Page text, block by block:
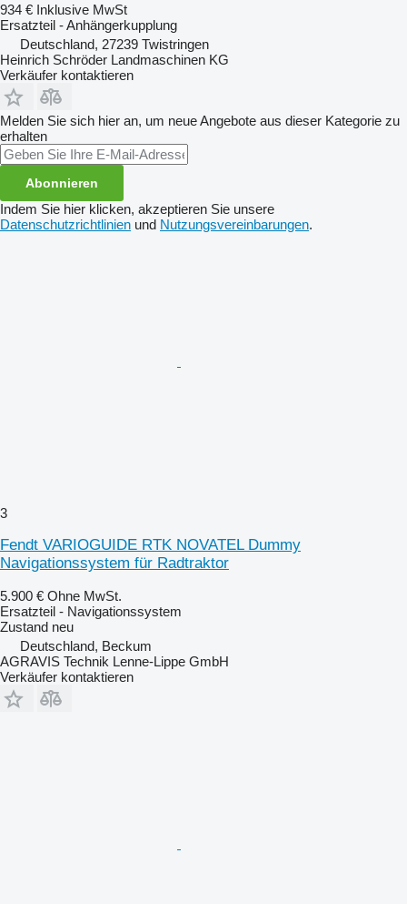
934 € Inklusive MwSt
Ersatzteil - Anhängerkupplung
Deutschland, 27239 Twistringen
Heinrich Schröder Landmaschinen KG
Verkäufer kontaktieren
Melden Sie sich hier an, um neue Angebote aus dieser Kategorie zu
erhalten
Abonnieren
Indem Sie hier klicken, akzeptieren Sie unsere
Datenschutzrichtlinien und Nutzungsvereinbarungen.
3
Fendt VARIOGUIDE RTK NOVATEL Dummy
Navigationssystem für Radtraktor
5.900 € Ohne MwSt.
Ersatzteil - Navigationssystem
Zustand neu
Deutschland, Beckum
AGRAVIS Technik Lenne-Lippe GmbH
Verkäufer kontaktieren